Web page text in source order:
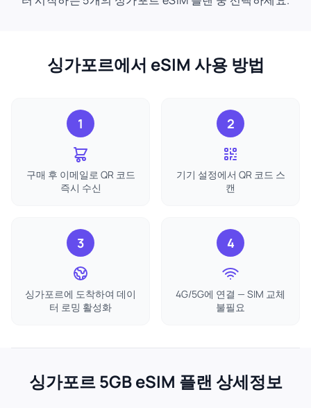
싱가포르에서 eSIM 사용 방법
1
구매 후 이메일로 QR 코드
즉시 수신
2
기기 설정에서 QR 코드 스
캔
3
싱가포르에 도착하여 데이
터 로밍 활성화
4
4G/5G에 연결 — SIM 교체
불필요
싱가포르 5GB eSIM 플랜 상세정보